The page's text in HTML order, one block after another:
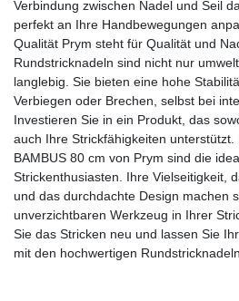
Verbindung zwischen Nadel und Seil
perfekt an Ihre Handbewegungen
Qualität Prym steht für Qualität und
Rundstricknadeln sind nicht nur
langlebig. Sie bieten eine hohe
Verbiegen oder Brechen, selbst bei
Investieren Sie in ein Produkt, das
auch Ihre Strickfähigkeiten
BAMBUS 80 cm von Prym sind die
Strickenthusiasten. Ihre Vielseitigkeit,
und das durchdachte Design machen
unverzichtbaren Werkzeug in Ihrer
Sie das Stricken neu und lassen Sie
mit den hochwertigen